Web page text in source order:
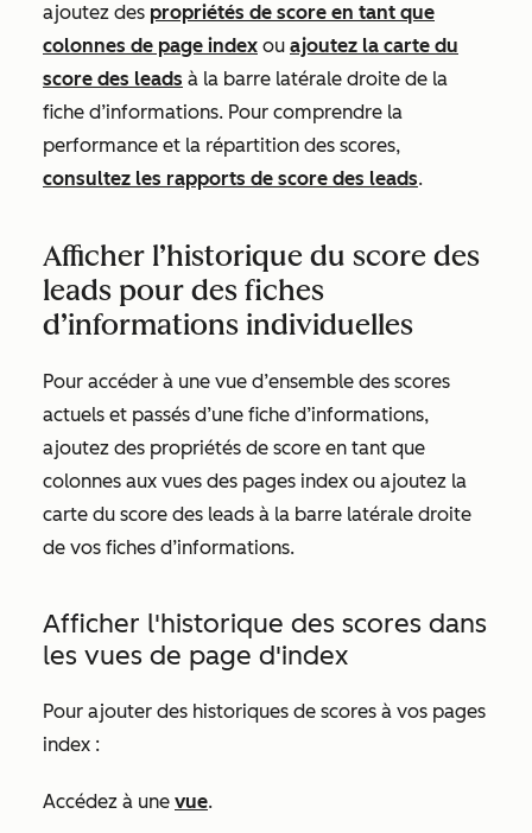
ajoutez des propriétés de score en tant que
colonnes de page index ou ajoutez la carte du
score des leads à la barre latérale droite de la
fiche d’informations. Pour comprendre la
performance et la répartition des scores,
consultez les rapports de score des leads.
Afficher l’historique du score des
leads pour des fiches
d’informations individuelles
Pour accéder à une vue d’ensemble des scores
actuels et passés d’une fiche d’informations,
ajoutez des propriétés de score en tant que
colonnes aux vues des pages index ou ajoutez la
carte du score des leads à la barre latérale droite
de vos fiches d’informations.
Afficher l'historique des scores dans
les vues de page d'index
Pour ajouter des historiques de scores à vos pages
index :
Accédez à une vue.